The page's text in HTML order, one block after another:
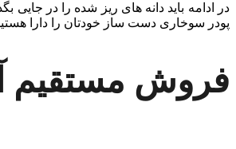
در ادامه باید دانه های ریز شده را در
پودر سوخاری دست ساز خودتان را دارا
فروش مستقیم